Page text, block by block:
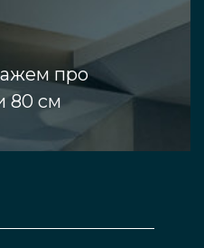
про
80 см